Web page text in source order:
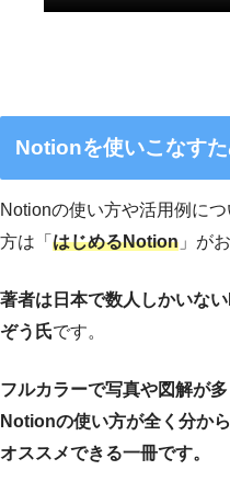
Notionを使いこなす
Notionの使い方や活用例に
方は「 はじめるNotion 」が
著者は日本で数人しかいな
ぞう氏です。
フルカラーで写真や図解が
Notionの使い方が全く分か
オススメできる一冊です。